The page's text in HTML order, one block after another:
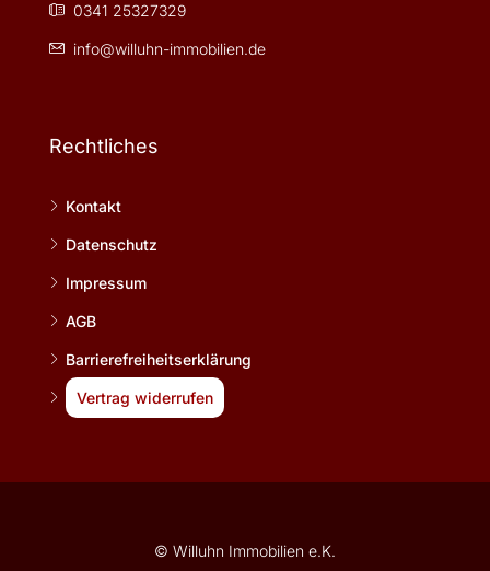
0341 25327329
info@willuhn-immobilien.de
Rechtliches
Kontakt
Datenschutz
Impressum
AGB
Barrierefreiheitserklärung
Vertrag widerrufen
© Willuhn Immobilien e.K.